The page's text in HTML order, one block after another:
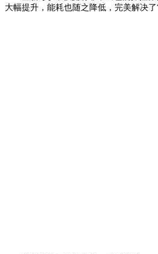
大幅提升，能耗也随之降低，完美解决